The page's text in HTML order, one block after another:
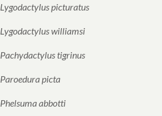
Lygodactylus picturatus
Lygodactylus williamsi
Pachydactylus tigrinus
Paroedura picta
Phelsuma abbotti